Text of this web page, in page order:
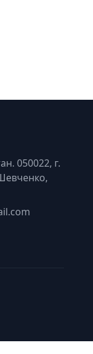
050022, г.